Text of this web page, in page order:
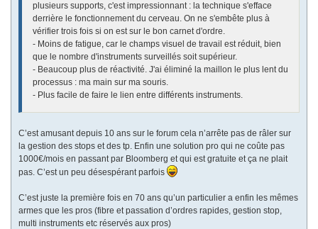
plusieurs supports, c'est impressionnant : la technique s'efface
derrière le fonctionnement du cerveau. On ne s'embête plus à
vérifier trois fois si on est sur le bon carnet d'ordre.
- Moins de fatigue, car le champs visuel de travail est réduit, bien
que le nombre d'instruments surveillés soit supérieur.
- Beaucoup plus de réactivité. J'ai éliminé la maillon le plus lent du
processus : ma main sur ma souris.
- Plus facile de faire le lien entre différents instruments.
C’est amusant depuis 10 ans sur le forum cela n’arrête pas de râler sur
la gestion des stops et des tp. Enfin une solution pro qui ne coûte pas
1000€/mois en passant par Bloomberg et qui est gratuite et ça ne plait
pas. C’est un peu désespérant parfois
C’est juste la première fois en 70 ans qu’un particulier a enfin les mêmes
armes que les pros (fibre et passation d’ordres rapides, gestion stop,
multi instruments etc réservés aux pros)